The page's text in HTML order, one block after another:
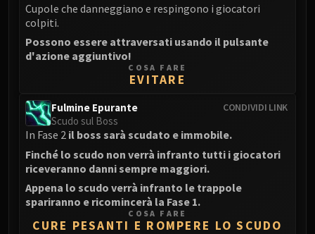
Cupole che danneggiano e respingono i giocatori
colpiti.
Possono essere attraversati usando il pulsante
d'azione aggiuntivo!
COSA FARE
EVITARE
CONDIVIDI LINK
Fulmine Epurante
Scudo sul Boss
In Fase 2 il boss sarà scudato e immobile.
Finché lo scudo non verrà infranto tutti i giocatori
riceveranno danni sempre maggiori.
Appena lo scudo verrà infranto le trappole
spariranno e ricomincerà la Fase 1.
COSA FARE
CURE PESANTI E ROMPERE LO SCUDO